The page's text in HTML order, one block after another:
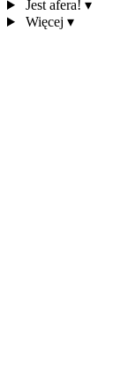
Jest afera! ▾
Więcej ▾